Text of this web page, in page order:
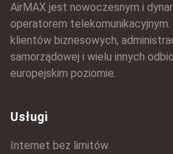
AirMAX jest nowoczesnym i
operatorem telekomunikacyjnym.
klientów biznesowych,
samorządowej i wielu innych
europejskim poziomie.
Usługi
Internet bez limitów